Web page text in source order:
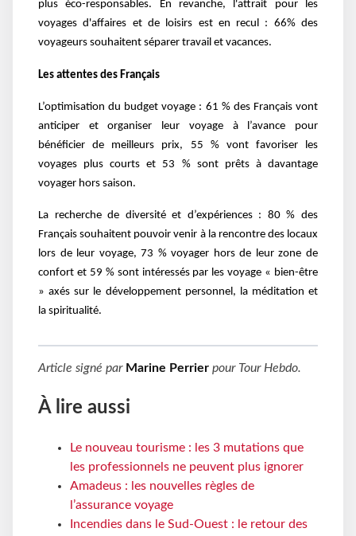
plus éco-responsables. En revanche, l'attrait pour les
voyages d'affaires et de loisirs est en recul : 66% des
voyageurs souhaitent séparer travail et vacances.
Les attentes des Français
L’optimisation du budget voyage : 61 % des Français vont
anticiper et organiser leur voyage à l’avance pour
bénéficier de meilleurs prix, 55 % vont favoriser les
voyages plus courts et 53 % sont prêts à davantage
voyager hors saison.
La recherche de diversité et d’expériences : 80 % des
Français souhaitent pouvoir venir à la rencontre des locaux
lors de leur voyage, 73 % voyager hors de leur zone de
confort et 59 % sont intéressés par les voyage « bien-être
» axés sur le développement personnel, la méditation et
la spiritualité.
Article signé par Marine Perrier pour Tour Hebdo.
À lire aussi
Le nouveau tourisme : les 3 mutations que
les professionnels ne peuvent plus ignorer
Amadeus : les nouvelles règles de
l’assurance voyage
Incendies dans le Sud-Ouest : le retour des